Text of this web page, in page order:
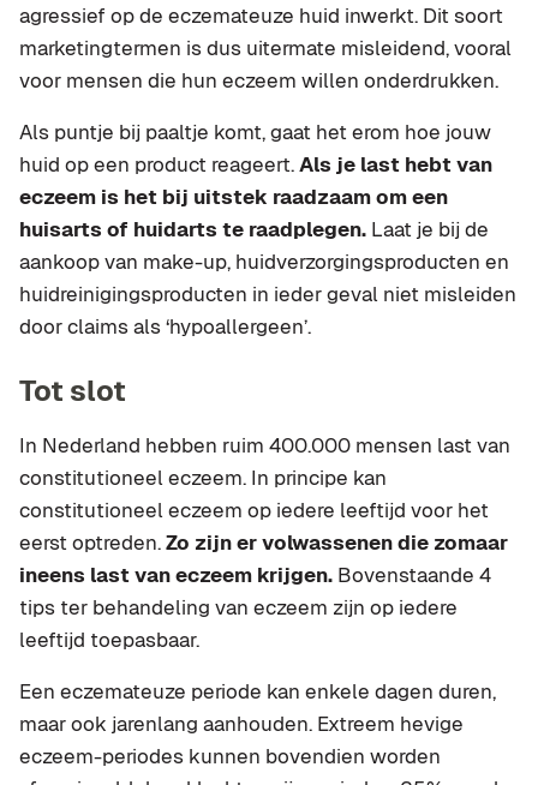
agressief op de eczemateuze huid inwerkt. Dit soort
marketingtermen is dus uitermate misleidend, vooral
voor mensen die hun eczeem willen onderdrukken.
Als puntje bij paaltje komt, gaat het erom hoe jouw
huid op een product reageert.Als je last hebt van
eczeem is het bij uitstek raadzaam om een
huisarts of huidarts te raadplegen. Laat je bij de
aankoop van make-up, huidverzorgingsproducten en
huidreinigingsproducten in ieder geval niet misleiden
door claims als ‘hypoallergeen’.
Tot slot
In Nederland hebben ruim 400.000 mensen last van
constitutioneel eczeem. In principe kan
constitutioneel eczeem op iedere leeftijd voor het
eerst optreden.Zo zijn er volwassenen die zomaar
ineens last van eczeem krijgen. Bovenstaande 4
tips ter behandeling van eczeem zijn op iedere
leeftijd toepasbaar.
Een eczemateuze periode kan enkele dagen duren,
maar ook jarenlang aanhouden. Extreem hevige
eczeem-periodes kunnen bovendien worden